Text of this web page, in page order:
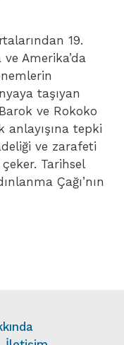
19.
Amerika’da
taşıyan
ve Rokoko
anlayışına tepki
ve zarafeti
Tarihsel
Çağı’nın